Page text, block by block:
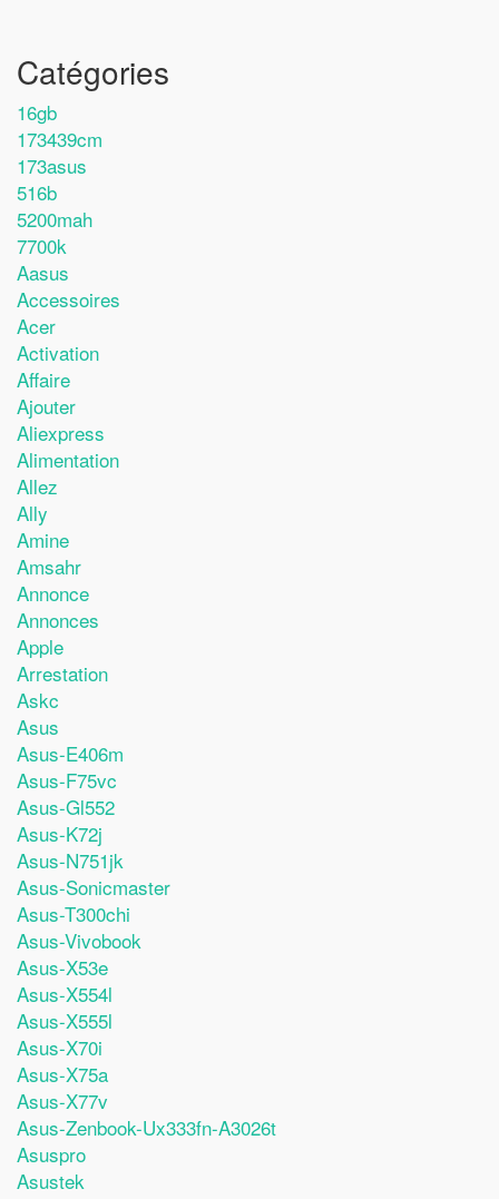
Catégories
16gb
173439cm
173asus
516b
5200mah
7700k
Aasus
Accessoires
Acer
Activation
Affaire
Ajouter
Aliexpress
Alimentation
Allez
Ally
Amine
Amsahr
Annonce
Annonces
Apple
Arrestation
Askc
Asus
Asus-E406m
Asus-F75vc
Asus-Gl552
Asus-K72j
Asus-N751jk
Asus-Sonicmaster
Asus-T300chi
Asus-Vivobook
Asus-X53e
Asus-X554l
Asus-X555l
Asus-X70i
Asus-X75a
Asus-X77v
Asus-Zenbook-Ux333fn-A3026t
Asuspro
Asustek